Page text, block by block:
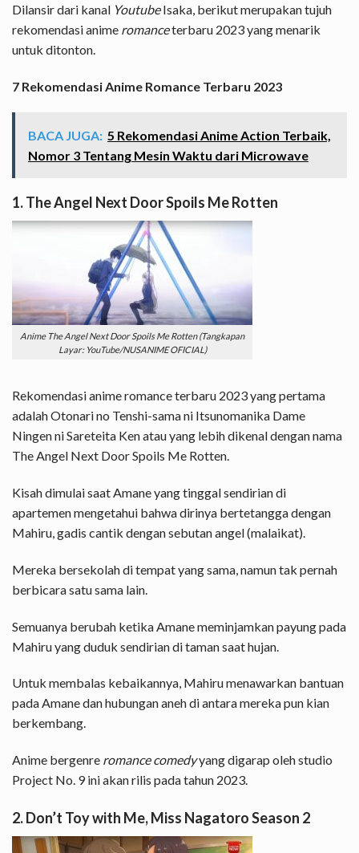
Dilansir dari kanal YoutubeIsaka, berikut merupakan tujuh
rekomendasi anime romanceterbaru 2023 yang menarik
untuk ditonton.
7 Rekomendasi Anime Romance Terbaru 2023
BACA JUGA: 5 Rekomendasi Anime Action Terbaik,
Nomor 3 Tentang Mesin Waktu dari Microwave
1. The Angel Next Door Spoils Me Rotten
Anime The Angel Next Door Spoils Me Rotten (Tangkapan
Layar: YouTube/NUSANIME OFICIAL)
Rekomendasi anime romance terbaru 2023 yang pertama
adalah Otonari no Tenshi-sama ni Itsunomanika Dame
Ningen ni Sareteita Ken atau yang lebih dikenal dengan nama
The Angel Next Door Spoils Me Rotten.
Kisah dimulai saat Amane yang tinggal sendirian di
apartemen mengetahui bahwa dirinya bertetangga dengan
Mahiru, gadis cantik dengan sebutan angel (malaikat).
Mereka bersekolah di tempat yang sama, namun tak pernah
berbicara satu sama lain.
Semuanya berubah ketika Amane meminjamkan payung pada
Mahiru yang duduk sendirian di taman saat hujan.
Untuk membalas kebaikannya, Mahiru menawarkan bantuan
pada Amane dan hubungan aneh di antara mereka pun kian
berkembang.
Anime bergenre romance comedyyang digarap oleh studio
Project No. 9 ini akan rilis pada tahun 2023.
2. Don’t Toy with Me, Miss Nagatoro Season 2